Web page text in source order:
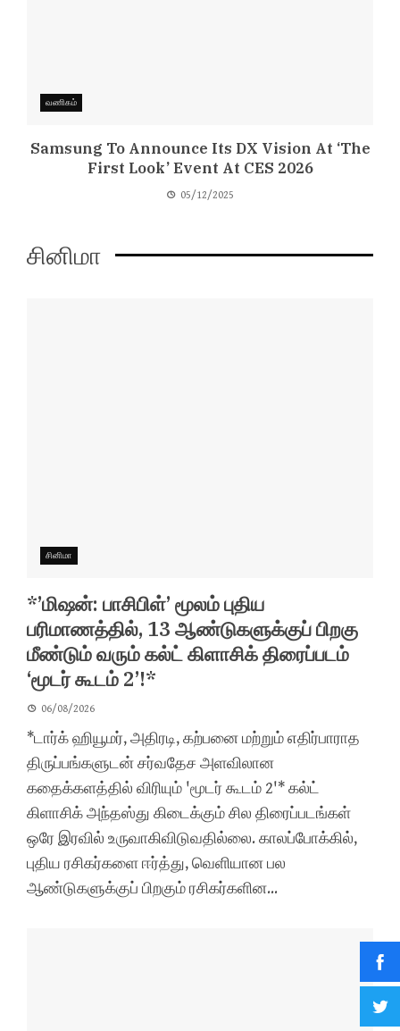
வணிகம்
Samsung To Announce Its DX Vision At ‘The
First Look’ Event At CES 2026
05/12/2025
சினிமா
சினிமா
*’மிஷன்: பாசிபிள்’ மூலம் புதிய
பரிமாணத்தில், 13 ஆண்டுகளுக்குப் பிறகு
மீண்டும் வரும் கல்ட் கிளாசிக் திரைப்படம்
‘மூடர் கூடம் 2’!*
06/08/2026
*டார்க் ஹியூமர், அதிரடி, கற்பனை மற்றும் எதிர்பாராத
திருப்பங்களுடன் சர்வதேச அளவிலான
கதைக்களத்தில் விரியும் 'மூடர் கூடம் 2'* கல்ட்
கிளாசிக் அந்தஸ்து கிடைக்கும் சில திரைப்படங்கள்
ஒரே இரவில் உருவாகிவிடுவதில்லை. காலப்போக்கில்,
புதிய ரசிகர்களை ஈர்த்து, வெளியான பல
ஆண்டுகளுக்குப் பிறகும் ரசிகர்களின...